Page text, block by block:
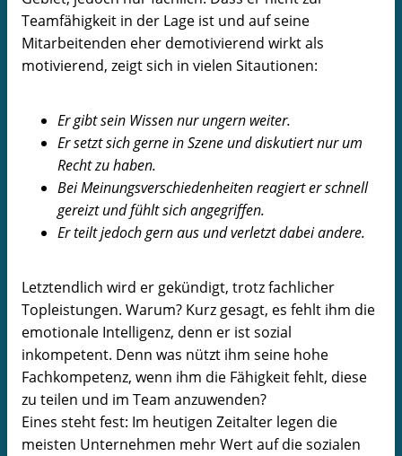
Teamfähigkeit in der Lage ist und auf seine
Mitarbeitenden eher demotivierend wirkt als
motivierend, zeigt sich in vielen Sitautionen:
Er gibt sein Wissen nur ungern weiter.
Er setzt sich gerne in Szene und diskutiert nur um
Recht zu haben.
Bei Meinungsverschiedenheiten reagiert er schnell
gereizt und fühlt sich angegriffen.
Er teilt jedoch gern aus und verletzt dabei andere.
Letztendlich wird er gekündigt, trotz fachlicher
Topleistungen. Warum? Kurz gesagt, es fehlt ihm die
emotionale Intelligenz, denn er ist sozial
inkompetent. Denn was nützt ihm seine hohe
Fachkompetenz, wenn ihm die Fähigkeit fehlt, diese
zu teilen und im Team anzuwenden?
Eines steht fest: Im heutigen Zeitalter legen die
meisten Unternehmen mehr Wert auf die sozialen